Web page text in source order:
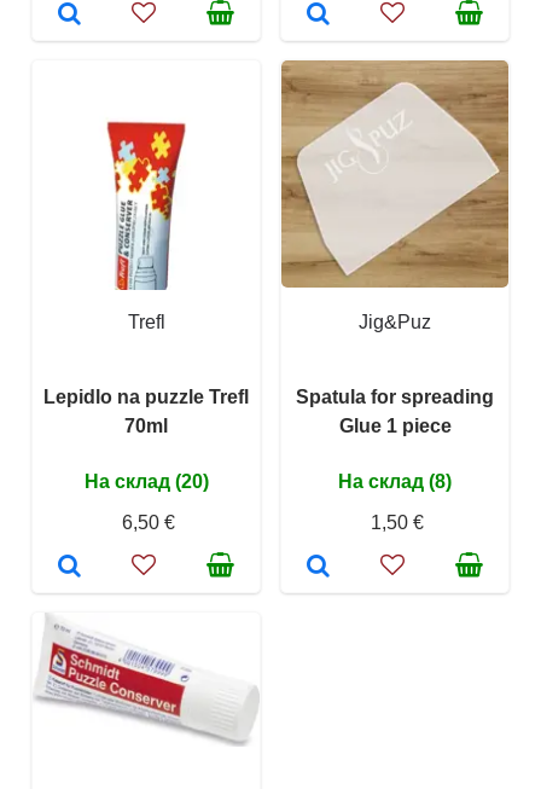
Trefl
Lepidlo na puzzle Trefl
70ml
На склад (20)
6,50 €
Jig&Puz
Spatula for spreading
Glue 1 piece
На склад (8)
1,50 €